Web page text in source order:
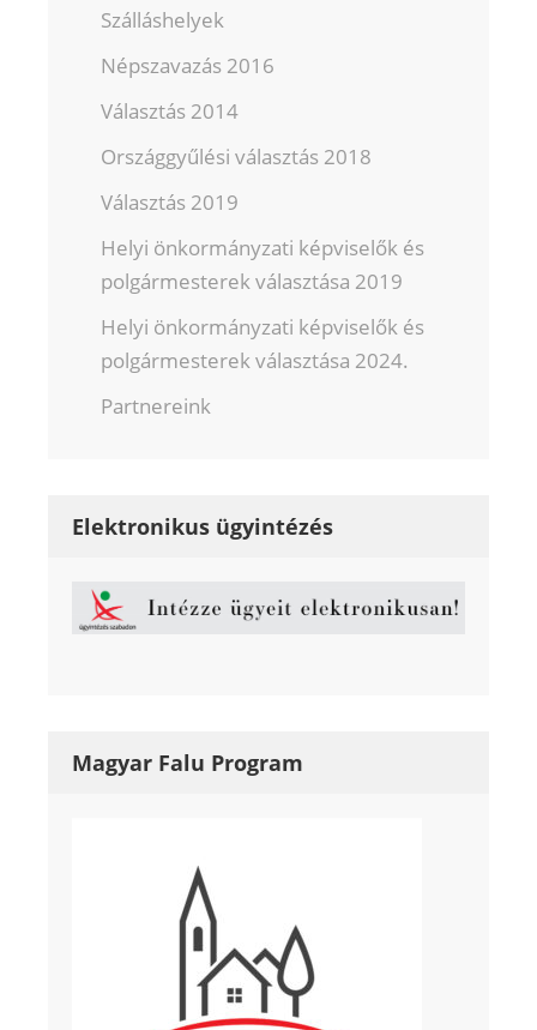
Szálláshelyek
Népszavazás 2016
Választás 2014
Országgyűlési választás 2018
Választás 2019
Helyi önkormányzati képviselők és
polgármesterek választása 2019
Helyi önkormányzati képviselők és
polgármesterek választása 2024.
Partnereink
Elektronikus ügyintézés
Magyar Falu Program